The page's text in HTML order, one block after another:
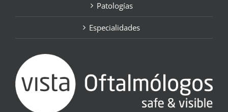
Patologías
Especialidades